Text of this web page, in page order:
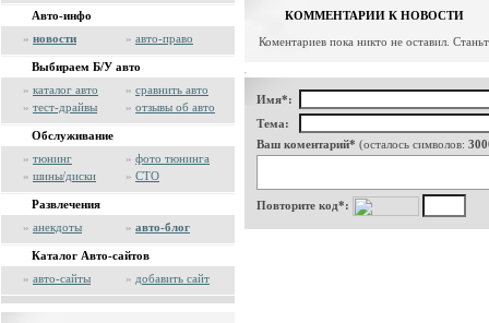
Авто-инфо
» новости » авто-право
Выбираем Б/У авто
» каталог авто » сравнить авто
» тест-драйвы » отзывы об авто
Обслуживание
» тюнинг » фото тюнинга
» шины/диски » СТО
Развлечения
» анекдоты » авто-блог
Каталог Авто-сайтов
» авто-сайты » добавить сайт
КОММЕНТАРИИ К НОВОСТИ
Коментариев пока никто не оставил.
Имя*:
Тема:
Ваш коментарий* (осталось символов:
Повторите код*: